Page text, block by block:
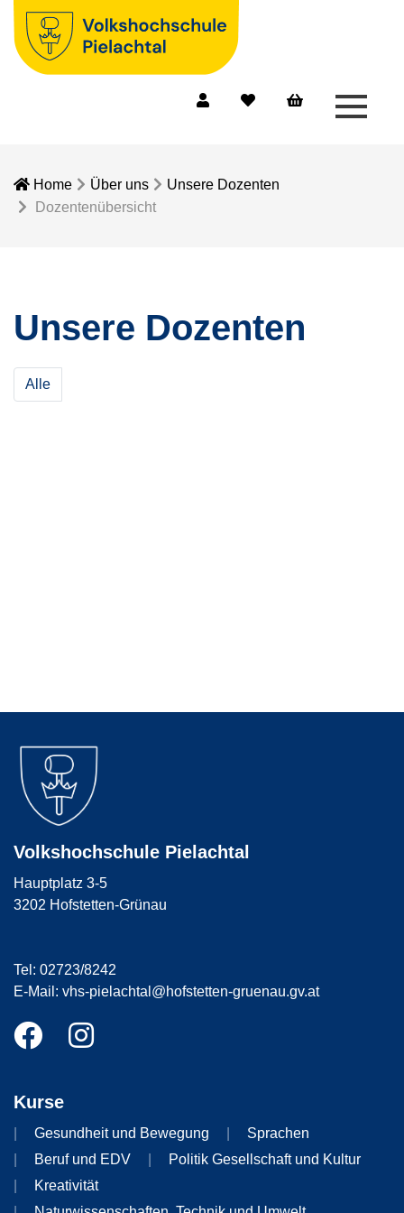
Warenkorb
Menü
Home Über uns
Unsere Dozenten
Dozentenübersicht
Unsere Dozenten
Alle
Volkshochschule Pielachtal
Hauptplatz 3-5
3202 Hofstetten-Grünau
Tel: 02723/8242
E-Mail: vhs-pielachtal@hofstetten-gruenau.gv.at
Kurse
Gesundheit und Bewegung
Sprachen
Beruf und EDV
Politik Gesellschaft und Kultur
Kreativität